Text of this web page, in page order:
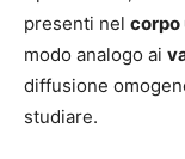
presenti nel corpo
modo analogo ai
diffusione
studiare.